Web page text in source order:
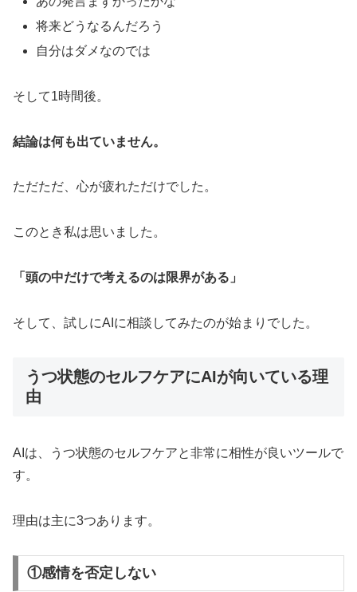
将来どうなるんだろう
自分はダメなのでは
そして1時間後。
結論は何も出ていません。
ただただ、心が疲れただけでした。
このとき私は思いました。
「頭の中だけで考えるのは限界がある」
そして、試しにAIに相談してみたのが始まりでした。
うつ状態のセルフケアにAIが向いている理
由
AIは、うつ状態のセルフケアと非常に相性が良いツールで
す。
理由は主に3つあります。
①感情を否定しない